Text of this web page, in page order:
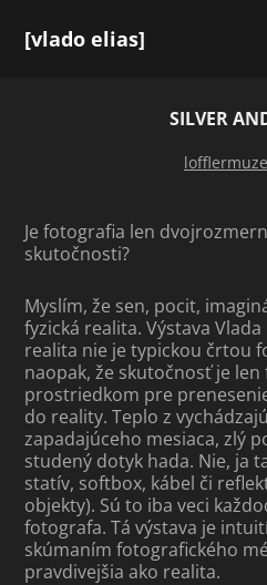
[vlado elias]
SILVER
Je fotografia len
skutočnosti?
Myslím, že sen, pocit,
fyzická realita. Výstava
realita nie je typickou črtou
naopak, že skutočnosť je
prostriedkom pre
do reality. Teplo z
zapadajúceho mesiaca, zlý
studený dotyk hada. Nie, ja
statív, softbox, kábel či
objekty). Sú to iba veci
fotografa. Tá výstava je
skúmaním fotografického
pravdivejšia ako realita.